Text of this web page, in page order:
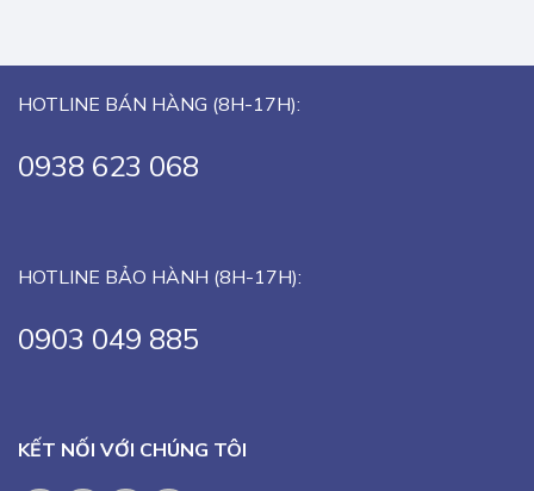
HOTLINE BÁN HÀNG (8H-17H):
0938 623 068
HOTLINE BẢO HÀNH (8H-17H):
0903 049 885
KẾT NỐI VỚI CHÚNG TÔI